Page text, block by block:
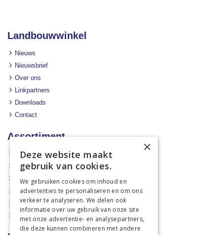
Landbouwwinkel
Nieuws
Nieuwsbrief
Over ons
Linkpartners
Downloads
Contact
Assortiment
Aanbiedingen
Mechanisatie
Stal & Erf
Weidetechniek
Dierbenodigdheden
Actiefolders
×
Deze website maakt
gebruik van cookies.
We gebruiken cookies om inhoud en
advertenties te personaliseren en om ons
verkeer te analyseren. We delen ook
informatie over uw gebruik van onze site
met onze advertentie- en analysepartners,
die deze kunnen combineren met andere